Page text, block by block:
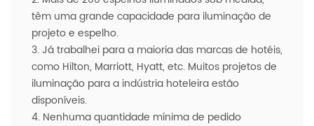
têm uma grande capacidade para iluminação de
projeto e espelho.
3. Já trabalhei para a maioria das marcas de hotéis,
como Hilton, Marriott, Hyatt, etc. Muitos projetos de
iluminação para a indústria hoteleira estão
disponíveis.
4. Nenhuma quantidade mínima de pedido